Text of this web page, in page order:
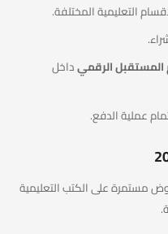
التعليمية المختلفة.
الرقميداخل
عملية الدفع.
مستمرة على الكتب التعليمية